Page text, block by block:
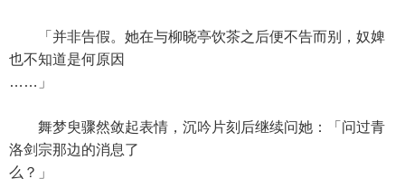
「并非告假。她在与柳晓亭饮茶之后便不告而别，奴婢
也不知道是何原因
……」
舞梦臾骤然敛起表情，沉吟片刻后继续问她：「问过青
洛剑宗那边的消息了
么？」